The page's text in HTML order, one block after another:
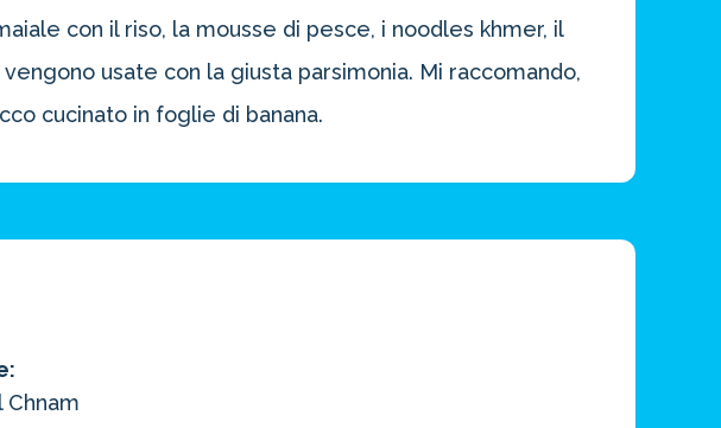
con il riso, la mousse di pesce, i noodles khmer, il
usate con la giusta parsimonia. Mi raccomando,
cucinato in foglie di banana.
Chnam